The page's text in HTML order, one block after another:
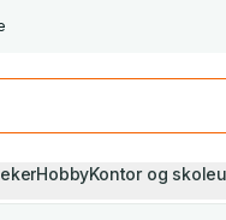
HobbyKontor og